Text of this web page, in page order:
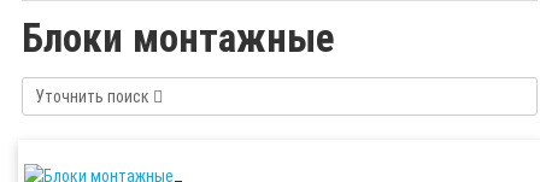
Блоки монтажные
Уточнить поиск